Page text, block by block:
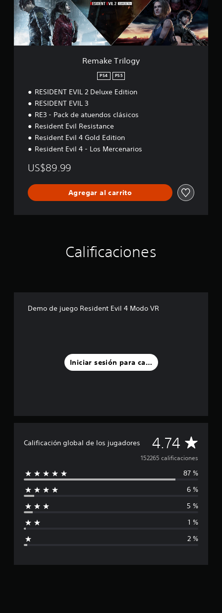
i
l
o
g
y
Remake Trilogy
PS4 PS5
RESIDENT EVIL 2 Deluxe Edition
RESIDENT EVIL 3
RE3 - Pack de atuendos clásicos
Resident Evil Resistance
Resident Evil 4 Gold Edition
Resident Evil 4 - Los Mercenarios
US$89.99
Agregar al carrito
Calificaciones
Demo de juego Resident Evil 4 Modo VR
Iniciar sesión para calificar
Calificación global de los jugadores 4.74 C
a
l
a
152265 calificaciones
87 %
6 %
5 %
1 %
2 %